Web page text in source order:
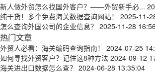
新人做外贸怎么找国外客户？——外贸新手必...
纯干货！多个免费海关数据查询网站！
2025-11-
怎么查询外国公司的企业信息？ 2025-11-28
热门文章
外贸人必看：海关编码查询指南！
2024-07-25
如何寻找外贸客户？记住这8种方法 2024-09-12
海关进出口数据怎么查？ 2024-06-28 13:35:04